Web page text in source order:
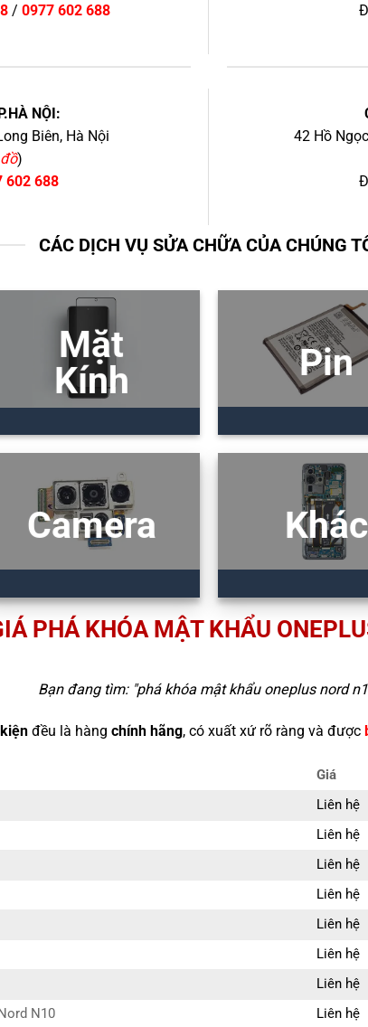
/ 0977 602 688
NỘI:
Biên, Hà Nội
)
602 688
42 Hồ
CÁC DỊCH VỤ SỬA CHỮA CỦA CHÚNG
Mặt
Kính
Pin
Camera Khác
PHÁ KHÓA MẬT KHẨU
Bạn đang tìm: "phá khóa mật khẩu oneplus nord
đều là hàng chính hãng, có xuất xứ rõ ràng và được
Giá
Liên hệ
Liên hệ
Liên hệ
Liên hệ
Liên hệ
Liên hệ
Liên hệ
N10
Liên hệ